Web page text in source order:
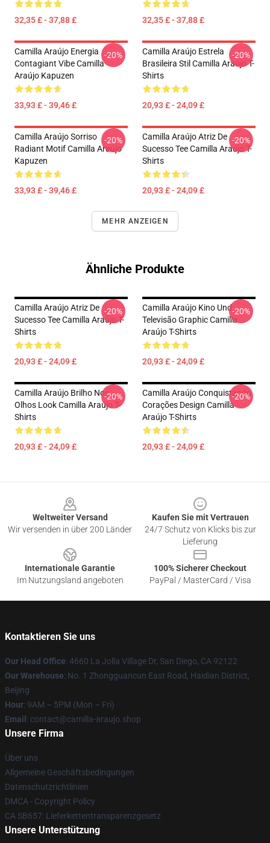
32,35 £ - 37,88 £ 32,35 £ - 37,88 £
Camilla Araújo Energia
Contagiant Vibe Camilla
Araújo Kapuzen
33,93 £ - 39,46 £
-20%
Camilla Araújo Estrela
Brasileira Stil Camilla Araújo T-
Shirts
20,93 £ - 24,09 £
-20%
Camilla Araújo Sorriso
Radiant Motif Camilla Araújo
Kapuzen
33,93 £ - 39,46 £
-20%
Camilla Araújo Atriz De
Sucesso Tee Camilla Araújo T-
Shirts
20,93 £ - 24,09 £
-20%
MEHR ANZEIGEN
Ähnliche Produkte
Camilla Araújo Atriz De
Sucesso Tee Camilla Araújo T-
Shirts
20,93 £ - 24,09 £
-20%
Camilla Araújo Kino Und
Televisão Graphic Camilla
Araújo T-Shirts
20,93 £ - 24,09 £
-20%
Camilla Araújo Brilho Nos
Olhos Look Camilla Araújo T-
Shirts
20,93 £ - 24,09 £
-20%
Camilla Araújo Conquistando
Corações Design Camilla
Araújo T-Shirts
20,93 £ - 24,09 £
-20%
Weltweiter Versand
Wir versenden in über 200 Länder
Kaufen Sie mit Vertrauen
24/7 Schutz von Klicks bis zur
Lieferung
Internationale Garantie
Im Nutzungsland angeboten
100% Sicherer Checkout
PayPal / MasterCard / Visa
Kontaktieren Sie uns
Our Head Office: 4660 La Jolla Village Dr, San Diego, CA 92122
Our Warehouse: No. 1 Zhongguancun East Road, Haidian District,
Beijing
Hour: 9AM – 5PM (Mon – Fri)
Email : contact@camilla-araujo.shop
Unsere Firma
Über uns
Allgemeine Geschäftsbedingungen
Datenschutzrichtlinien
DMCA - Copyright Policy
CA SB657: Lieferkettentransparenzgesetz
Unsere Unterstützung